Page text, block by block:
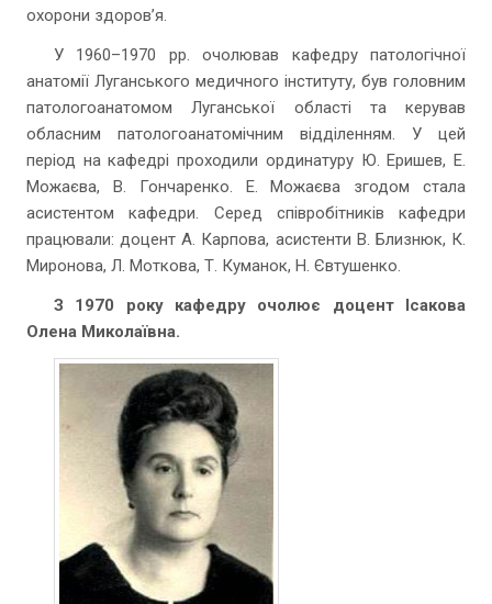
охорони здоров’я.
У 1960–1970 рр. очолював кафедру патологічної
анатомії Луганського медичного інституту, був головним
патологоанатомом Луганської області та керував
обласним патологоанатомічним відділенням. У цей
період на кафедрі проходили ординатуру Ю. Еришев, Е.
Можаєва, В. Гончаренко. Е. Можаєва згодом стала
асистентом кафедри. Серед співробітників кафедри
працювали: доцент А. Карпова, асистенти В. Близнюк, К.
Миронова, Л. Моткова, Т. Куманок, Н. Євтушенко.
З 1970 року кафедру очолює доцент Ісакова
Олена Миколаївна.